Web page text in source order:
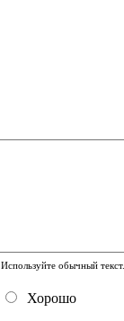
обычный текст.
Хорошо